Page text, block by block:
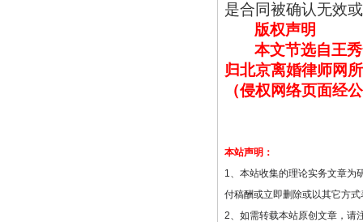
是合同被确认无效
版权声明
本文节选自王
归北京离婚律师网
（侵权网络页面经
本站声明：
1、本站收集的理论实务文章为
付稿酬或立即删除或以其它方式
2、如需转载本站原创文章，请